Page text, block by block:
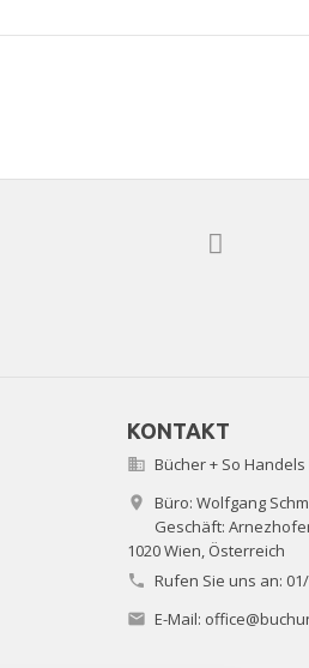
KONTAKT
 Bücher + So Handels

Büro: Wolfgang
Geschäft:
1020 Wien, Österreich
 Rufen Sie uns an:
 E-Mail: